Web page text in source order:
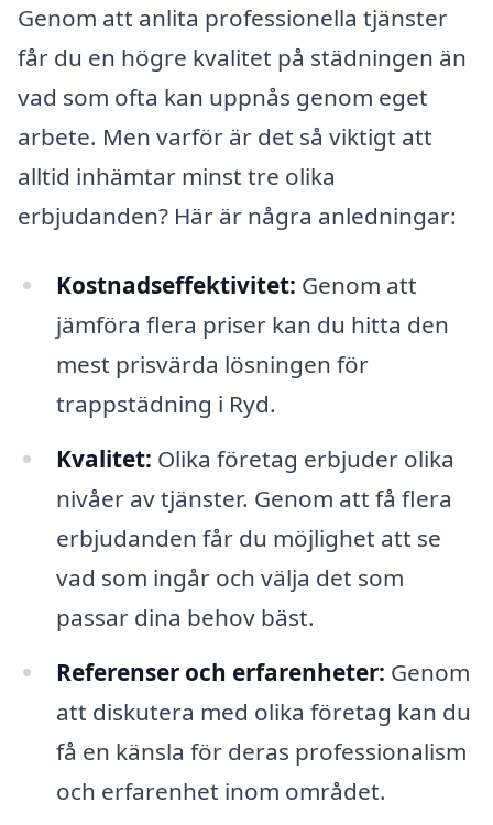
Genom att anlita professionella tjänster
får du en högre kvalitet på städningen än
vad som ofta kan uppnås genom eget
arbete. Men varför är det så viktigt att
alltid inhämtar minst tre olika
erbjudanden? Här är några anledningar:
Kostnadseffektivitet: Genom att
jämföra flera priser kan du hitta den
mest prisvärda lösningen för
trappstädning i Ryd.
Kvalitet: Olika företag erbjuder olika
nivåer av tjänster. Genom att få flera
erbjudanden får du möjlighet att se
vad som ingår och välja det som
passar dina behov bäst.
Referenser och erfarenheter: Genom
att diskutera med olika företag kan du
få en känsla för deras professionalism
och erfarenhet inom området.